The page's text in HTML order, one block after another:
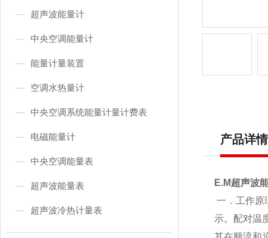
超声波能量计
中央空调能量计
能量计量装置
空调水热量计
中央空调系统能量计量计费表
电磁能量计
中央空调能量表
超声波能量表
超声波冷热计量表
产品详情
E.M超声波
一．工作原
示。配对温